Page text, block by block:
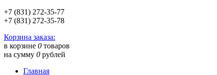
+7 (831) 272-35-77
+7 (831) 272-35-78
Корзина заказа:
в корзине 0 товаров
на сумму 0 рублей
Главная